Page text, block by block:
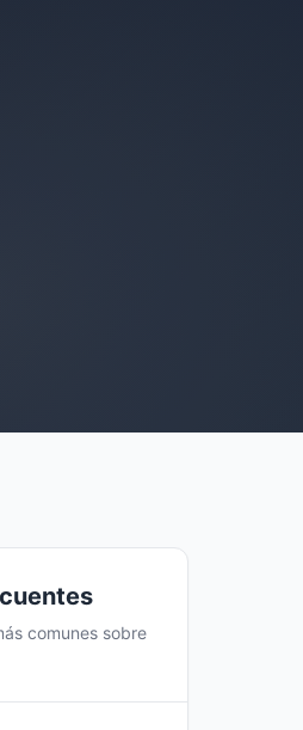
comunes sobre